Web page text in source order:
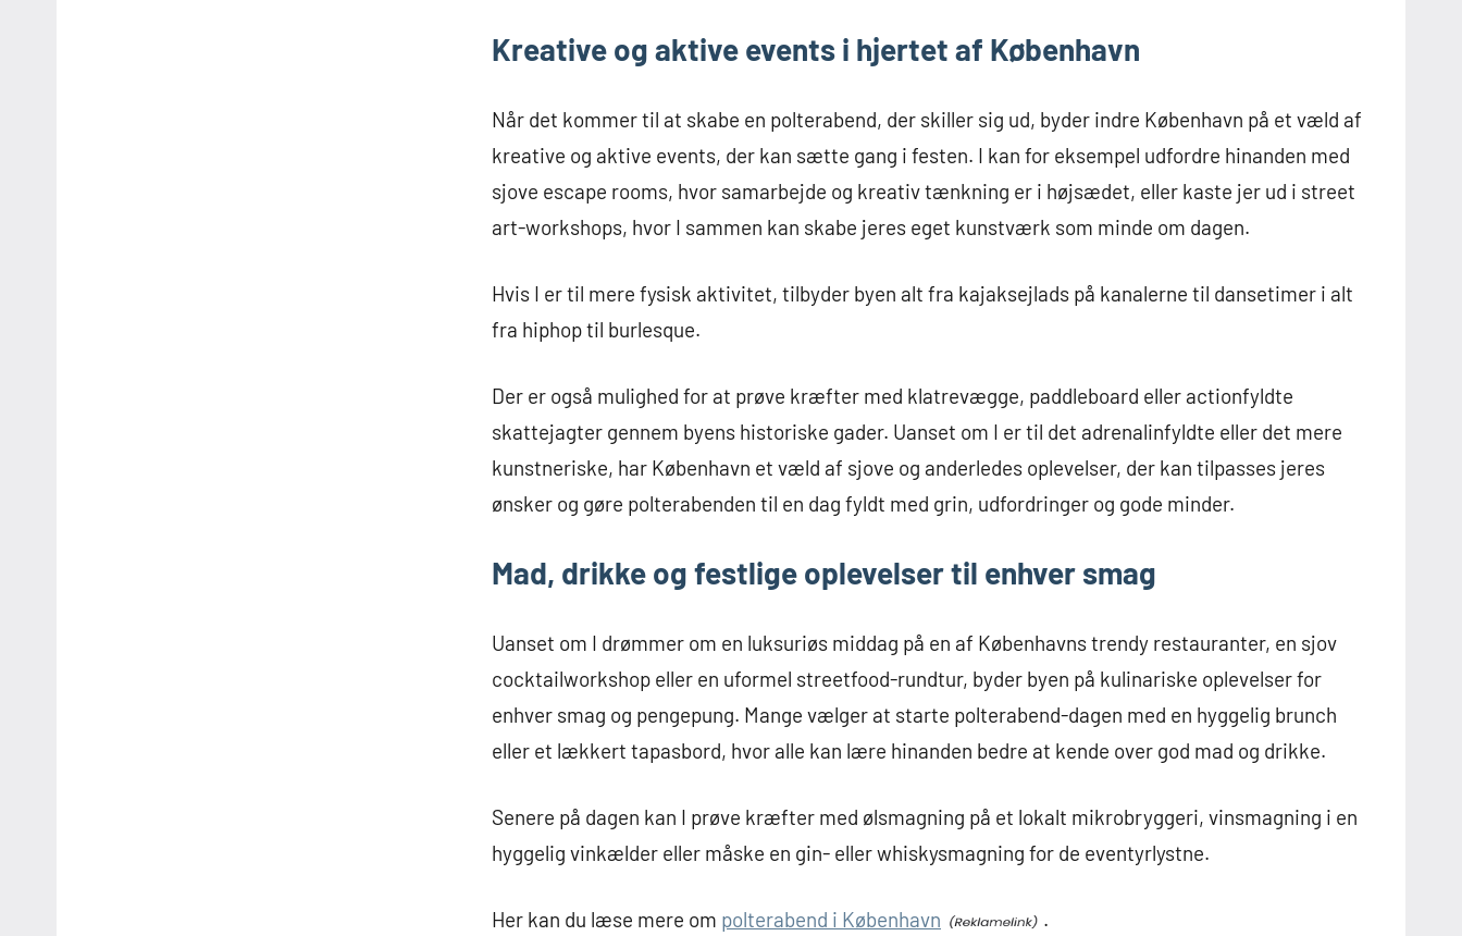
Kreative og aktive events i hjertet af København
Når det kommer til at skabe en polterabend, der skiller sig ud, byder indre København på et væld af
kreative og aktive events, der kan sætte gang i festen. I kan for eksempel udfordre hinanden med
sjove escape rooms, hvor samarbejde og kreativ tænkning er i højsædet, eller kaste jer ud i street
art-workshops, hvor I sammen kan skabe jeres eget kunstværk som minde om dagen.
Hvis I er til mere fysisk aktivitet, tilbyder byen alt fra kajaksejlads på kanalerne til dansetimer i alt
fra hiphop til burlesque.
Der er også mulighed for at prøve kræfter med klatrevægge, paddleboard eller actionfyldte
skattejagter gennem byens historiske gader. Uanset om I er til det adrenalinfyldte eller det mere
kunstneriske, har København et væld af sjove og anderledes oplevelser, der kan tilpasses jeres
ønsker og gøre polterabenden til en dag fyldt med grin, udfordringer og gode minder.
Mad, drikke og festlige oplevelser til enhver smag
Uanset om I drømmer om en luksuriøs middag på en af Københavns trendy restauranter, en sjov
cocktailworkshop eller en uformel streetfood-rundtur, byder byen på kulinariske oplevelser for
enhver smag og pengepung. Mange vælger at starte polterabend-dagen med en hyggelig brunch
eller et lækkert tapasbord, hvor alle kan lære hinanden bedre at kende over god mad og drikke.
Senere på dagen kan I prøve kræfter med ølsmagning på et lokalt mikrobryggeri, vinsmagning i en
hyggelig vinkælder eller måske en gin- eller whiskysmagning for de eventyrlystne.
Her kan du læse mere om polterabend i København .